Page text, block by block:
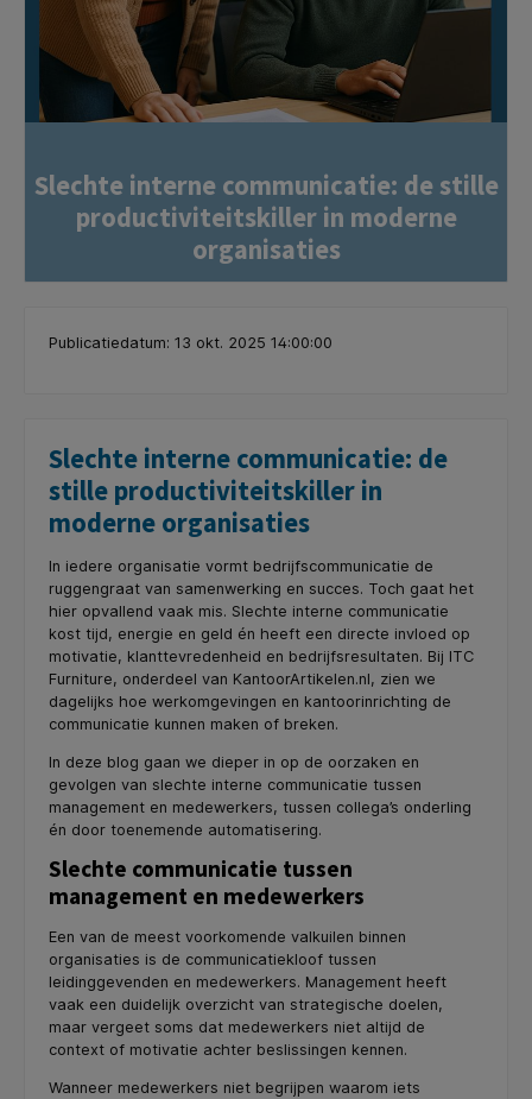
Slechte interne communicatie: de stille
productiviteitskiller in moderne
organisaties
Publicatiedatum: 13 okt. 2025 14:00:00
Slechte interne communicatie: de
stille productiviteitskiller in
moderne organisaties
In iedere organisatie vormt bedrijfscommunicatie de
ruggengraat van samenwerking en succes. Toch gaat het
hier opvallend vaak mis. Slechte interne communicatie
kost tijd, energie en geld én heeft een directe invloed op
motivatie, klanttevredenheid en bedrijfsresultaten. Bij ITC
Furniture, onderdeel van KantoorArtikelen.nl, zien we
dagelijks hoe werkomgevingen en kantoorinrichting de
communicatie kunnen maken of breken.
In deze blog gaan we dieper in op de oorzaken en
gevolgen van slechte interne communicatie tussen
management en medewerkers, tussen collega’s onderling
én door toenemende automatisering.
Slechte communicatie tussen
management en medewerkers
Een van de meest voorkomende valkuilen binnen
organisaties is de communicatiekloof tussen
leidinggevenden en medewerkers. Management heeft
vaak een duidelijk overzicht van strategische doelen,
maar vergeet soms dat medewerkers niet altijd de
context of motivatie achter beslissingen kennen.
Wanneer medewerkers niet begrijpen waarom iets